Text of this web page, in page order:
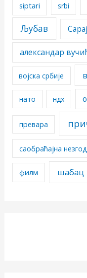
siptari srbi
Љубав
александар
војска србије
нато ндх
превара
саобраћајна
филм шабац